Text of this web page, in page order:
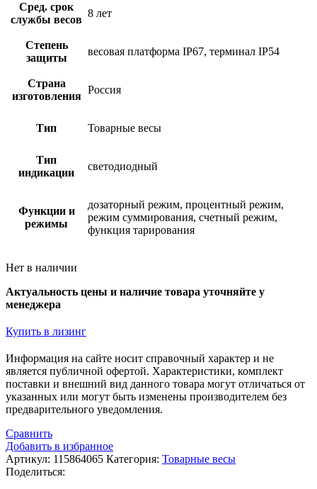
Сред. срок
службы весов
8 лет
Степень
защиты
весовая платформа IP67, терминал IP54
Страна
изготовления
Россия
Тип Товарные весы
Тип
индикации
светодиодный
Функции и
режимы
дозаторный режим, процентный режим,
режим суммирования, счетный режим,
функция тарирования
Нет в наличии
Актуальность цены и наличие товара уточняйте у
менеджера
Купить в лизинг
Информация на сайте носит справочный характер и не
является публичной офертой. Xарактеристики, комплект
поставки и внешний вид данного товара могут отличаться от
указанных или могут быть изменены производителем без
предварительного уведомления.
Сравнить
Добавить в избранное
Артикул: 115864065 Категория: Товарные весы
Поделиться: